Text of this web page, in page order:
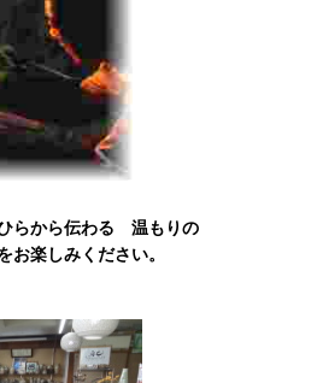
らから伝わる 温もりの
楽しみください。